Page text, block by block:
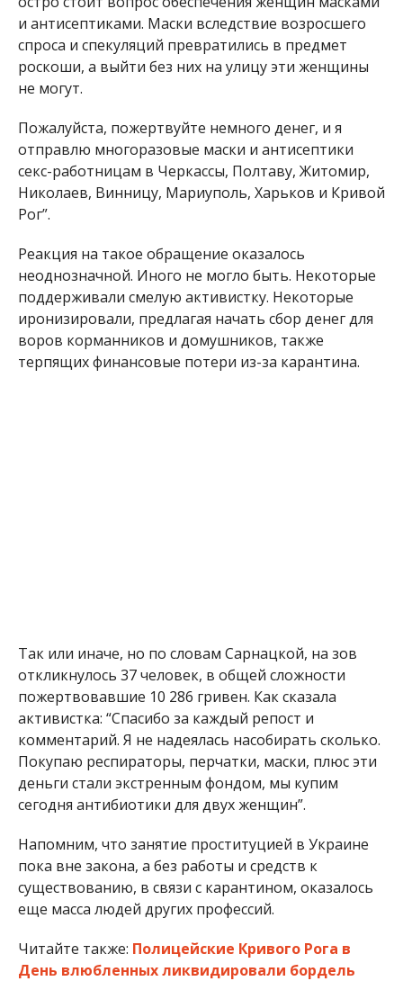
и антисептиками. Маски вследствие возросшего
спроса и спекуляций превратились в предмет
роскоши, а выйти без них на улицу эти женщины
не могут.
Пожалуйста, пожертвуйте немного денег, и я
отправлю многоразовые маски и антисептики
секс-работницам в Черкассы, Полтаву, Житомир,
Николаев, Винницу, Мариуполь, Харьков и Кривой
Рог”.
Реакция на такое обращение оказалось
неоднозначной. Иного не могло быть. Некоторые
поддерживали смелую активистку. Некоторые
иронизировали, предлагая начать сбор денег для
воров корманников и домушников, также
терпящих финансовые потери из-за карантина.
Так или иначе, но по словам Сарнацкой, на зов
откликнулось 37 человек, в общей сложности
пожертвовавшие 10 286 гривен. Как сказала
активистка: “Спасибо за каждый репост и
комментарий. Я не надеялась насобирать сколько.
Покупаю респираторы, перчатки, маски, плюс эти
деньги стали экстренным фондом, мы купим
сегодня антибиотики для двух женщин”.
Напомним, что занятие проституцией в Украине
пока вне закона, а без работы и средств к
существованию, в связи с карантином, оказалось
еще масса людей других профессий.
Читайте также: Полицейские Кривого Рога в
День влюбленных ликвидировали бордель